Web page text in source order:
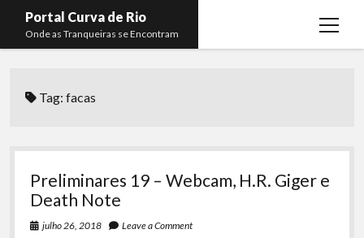
Portal Curva de Rio
Onde as Tranqueiras se Encontram
open
Curva de Rio
Komos
La Siesta Podcast
Membros
Lucas Oliveira
Kaique Xavier
Tag:facas
Preliminares 19 – Webcam, H.R. Giger e
Death Note
julho 26, 2018 Leave a Comment